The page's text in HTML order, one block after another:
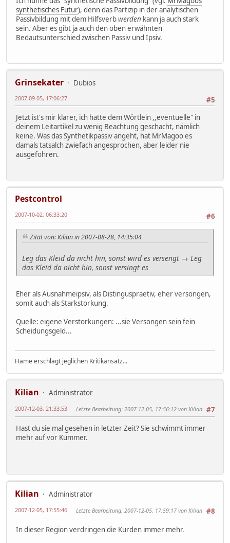
synthetisches Futur), denn das Partizip in der analytischen
Passivbildung mit dem Hilfsverbwerden kann ja auch stark
sein. Aber es gibt ja auch den oben erwähnten
Bedautsunterschied zwischen Passiv und Ipsiv.
Grinsekater
Dubios
#5
2007-09-05, 17:06:27
Jetzt ist's mir klarer, ich hatte dem Wörtlein ,,eventuelle" in
deinem Leitartikel zu wenig Beachtung geschacht, nämlich
keine. Was das Synthetikpassiv angeht, hat MrMagoo es
damals tatsalch zwiefach angesprochen, aber leider nie
ausgefohren.
Pestcontrol
#6
2007-10-02, 06:33:20
Zitat von: Kilian in 2007-08-28, 14:35:04
Leg das Kleid da nicht hin, sonst wird es versengt → Leg
das Kleid da nicht hin, sonst versingt es
Eher als Ausnahmeipsiv, als Distinguspraetiv, eher versongen,
somit auch als Starkstorkung.
Quelle: eigene Verstorkungen: ...sie Versongen sein fein
Scheidungsgeld...
Häme erschlägt jeglichen Kritikansatz...
Kilian
Administrator
#7
2007-12-03, 21:33:53 Letzte Bearbeitung: 2007-12-05, 17:56:12 von Kilian
Hast du sie mal gesehen in letzter Zeit? Sie schwimmt immer
mehr auf vor Kummer.
Kilian
Administrator
#8
2007-12-05, 17:55:46 Letzte Bearbeitung: 2007-12-05, 17:59:17 von Kilian
In dieser Region verdringen die Kurden immer mehr.